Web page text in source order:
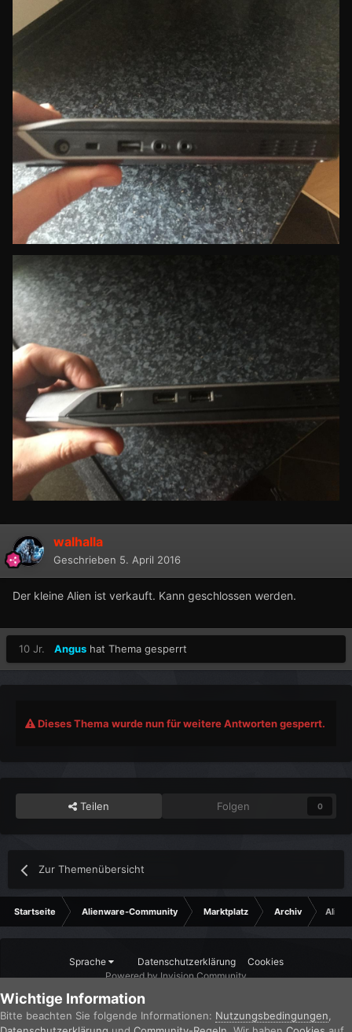
walhalla
Geschrieben 5. April 2016
Der kleine Alien ist verkauft. Kann geschlossen werden.
10 Jr. Angus hat Thema gesperrt
Dieses Thema wurde nun für weitere Antworten gesperrt.
Teilen Folgen 0
Zur Themenübersicht
Startseite Alienware-Community Marktplatz Archiv
Sprache Datenschutzerklärung
Cookies
Powered by Invision Community
Wichtige Information
Bitte beachten Sie folgende Informationen: Nutzungsbedingungen